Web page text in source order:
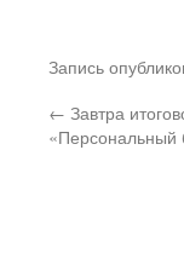
Запись
← Завтра
«Персональный